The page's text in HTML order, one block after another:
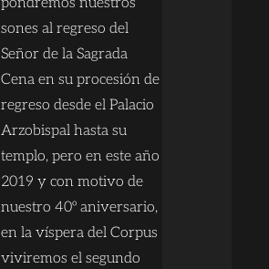
sones al regreso del
Señor de la Sagrada
Cena en su procesión de
regreso desde el Palacio
Arzobispal hasta su
templo, pero en este año
2019 y con motivo de
nuestro 40º aniversario,
en la víspera del Corpus
viviremos el segundo